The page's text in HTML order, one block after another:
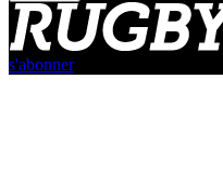
s'abonner